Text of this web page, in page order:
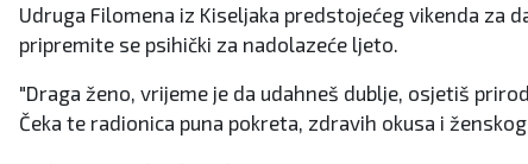
Udruga Filomena iz Kiseljaka predstojećeg vikenda za
pripremite se psihički za nadolazeće ljeto.
"Draga ženo, vrijeme je da udahneš dublje, osjetiš
Čeka te radionica puna pokreta, zdravih okusa i